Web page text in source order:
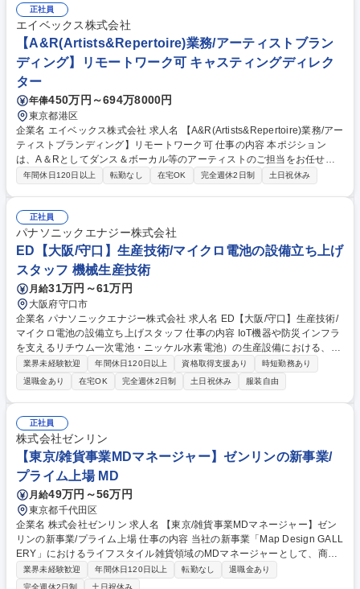
新 ■試作品・サンプル・量試の評価 ■工場に出向き、工場の品質管理体制
の監査（必要に応じて是正対応）■抜き取り検査 ■不具合（開発品、量産
品、市場品）の調査、解析、対策、再発防止の実施、または管理 等 募集
職種 ※面接1回【品質保証】スマートフォン・PC周辺機器の担当/SoftBan
kグループ
正社員
エイベックス株式会社
【A&R(Artists&Repertoire)業務/アーティストブラン
ディング】リモートワーク可 キャスティングディレク
ター
年俸450万円～694万8000円
東京都港区
企業名 エイベックス株式会社 求人名 【A&R(Artists&Repertoire)業務/アー
ティストブランディング】リモートワーク可 仕事の内容 本ポジション
は、A＆Rとしてダンス＆ボーカル等のアーティストのご担当をお任せい
たします。担当アーティストにおけるブランディング戦略立案から実行ま
めの企画立案とプロジェクト推進 ■リリースに関する宣伝プランニング ■
ヴィジュアルコンテンツのディレクション（MV・ジャケット・ライヴ映
像等の制作進行） ■リリースに伴う社内編成、素材管理、各部署とのコミ
ュニケーション ※ご経験や適性を鑑みて担当アーティストは決定 募集職
種 【A&R(Artists&Repertoire)業務/アーティストブランディング】リモー
トワーク可
年間休日120日以上 転勤なし 在宅OK 完全週休2日制 土日祝休み
正社員
パナソニックエナジー株式会社
ED【大阪/守口】生産技術/マイクロ電池の設備立ち上げ
スタッフ 機械生産技術
月給31万円～61万円
大阪府守口市
企業名 パナソニックエナジー株式会社 求人名 ED【大阪/守口】生産技術/
マイクロ電池の設備立ち上げスタッフ 仕事の内容 IoT機器や防災インフラ
を支えるリチウム一次電池・ニッケル水素電池）の生産設備における、新
規導入時の立ち上げ・調整および現場改善を担当。自ら旋盤やフライス盤
を操り、生産設備開発・改善の役割です。 【具体的な仕事内容】■守口ま
たは海外拠点における設備の立ち上げ、調整、品種変更■製品の出来栄え
確認と品質改善■設備の安定稼働の維持・改善■突発トラブル時、旋盤・フ
ライス盤を用いた部材加工および溶接作業などによる設備復旧 募集職種 E
D【大阪/守口】生産技術/マイクロ電池の設備立ち上げスタッフ
業界未経験歓迎 年間休日120日以上 資格取得支援あり
時短勤務あり
退職金あり
在宅OK 完全週休2日制 土日祝休み 服装自由
正社員
株式会社ゼンリン
【東京/雑貨事業MDマネージャー】ゼンリンの新事業/
プライム上場 MD
月給49万円～56万円
東京都千代田区
企業名 株式会社ゼンリン 求人名 【東京/雑貨事業MDマネージャー】ゼン
リンの新事業/プライム上場 仕事の内容 当社の新事業「Map Design GALL
ERY」におけるライフスタイル雑貨領域のMDマネージャーとして、商品
戦略から数値管理、商品開発、店舗連携まで一気通貫で担っていただきま
す。 ■事業方針やブランドコンセプトに基づく商品政策・MD戦略の立案■
業界未経験歓迎 年間休日120日以上 転勤なし
退職金あり
完全週休2日制
土日祝休み